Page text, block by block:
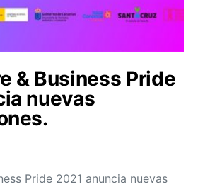
& Business Pride
nuevas
Pride 2021 anuncia nuevas